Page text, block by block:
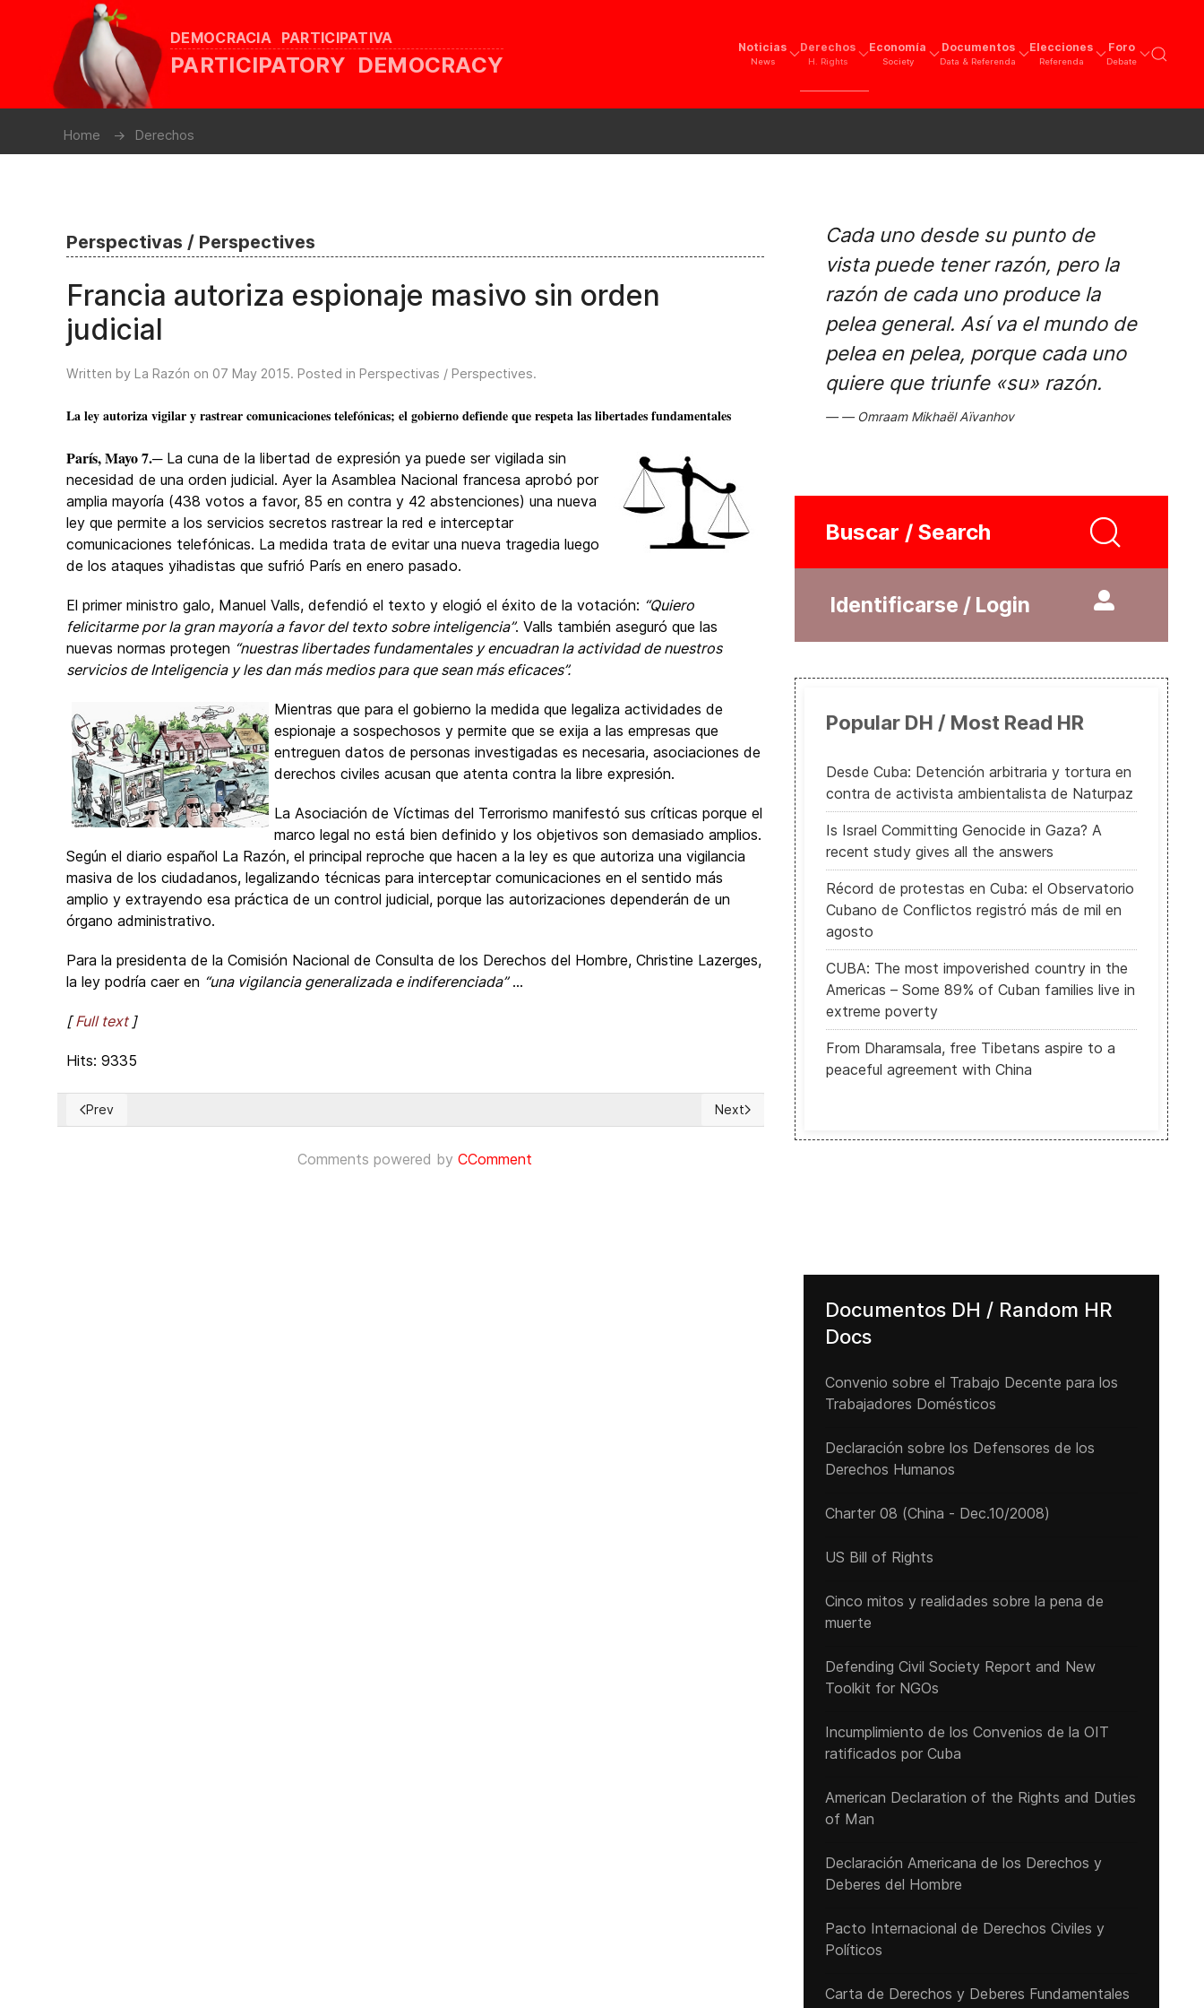
DEMOCRACIA PARTICIPATIVA
PARTICIPATORY DEMOCRACY
Noticias
News
Derechos
H. Rights
Economía
Society
Documentos
Data & Referenda
Elecciones
Referenda
Foro
Debate
Home Derechos
Perspectivas / Perspectives
Francia autoriza espionaje masivo sin orden
judicial
Written by La Razón on 07 May 2015. Posted in Perspectivas / Perspectives.
La ley autoriza vigilar y rastrear comunicaciones telefónicas; el gobierno defiende que respeta las libertades fundamentales
París, Mayo 7.─ La cuna de la libertad de expresión ya puede ser vigilada sin
necesidad de una orden judicial. Ayer la Asamblea Nacional francesa aprobó por
amplia mayoría (438 votos a favor, 85 en contra y 42 abstenciones) una nueva
ley que permite a los servicios secretos rastrear la red e interceptar
comunicaciones telefónicas. La medida trata de evitar una nueva tragedia luego
de los ataques yihadistas que sufrió París en enero pasado.
El primer ministro galo, Manuel Valls, defendió el texto y elogió el éxito de la votación: “Quiero
felicitarme por la gran mayoría a favor del texto sobre inteligencia”. Valls también aseguró que las
nuevas normas protegen “nuestras libertades fundamentales y encuadran la actividad de nuestros
servicios de Inteligencia y les dan más medios para que sean más eficaces”.
Mientras que para el gobierno la medida que legaliza actividades de
espionaje a sospechosos y permite que se exija a las empresas que
entreguen datos de personas investigadas es necesaria, asociaciones de
derechos civiles acusan que atenta contra la libre expresión.
La Asociación de Víctimas del Terrorismo manifestó sus críticas porque el
marco legal no está bien definido y los objetivos son demasiado amplios.
Según el diario español La Razón, el principal reproche que hacen a la ley es que autoriza una vigilancia
masiva de los ciudadanos, legalizando técnicas para interceptar comunicaciones en el sentido más
amplio y extrayendo esa práctica de un control judicial, porque las autorizaciones dependerán de un
órgano administrativo.
Para la presidenta de la Comisión Nacional de Consulta de los Derechos del Hombre, Christine Lazerges,
la ley podría caer en “una vigilancia generalizada e indiferenciada”...
[Full text]
Hits: 9335
Previous article: UN report urges more opportunites for poor and lower-caste women
Prev Next article: NIGERIA: Rescatan a centenares de mujeres y niñas secuestradas
Next
Comments powered byCComment
Cada uno desde su punto de
vista puede tener razón, pero la
razón de cada uno produce la
pelea general. Así va el mundo de
pelea en pelea, porque cada uno
quiere que triunfe «su» razón.
Omraam Mikhaël Aïvanhov
Buscar / Search
Identificarse / Login
Popular DH / Most Read HR
Desde Cuba: Detención arbitraria y tortura en
contra de activista ambientalista de Naturpaz
Is Israel Committing Genocide in Gaza? A
recent study gives all the answers
Récord de protestas en Cuba: el Observatorio
Cubano de Conflictos registró más de mil en
agosto
CUBA: The most impoverished country in the
Americas – Some 89% of Cuban families live in
extreme poverty
From Dharamsala, free Tibetans aspire to a
peaceful agreement with China
Documentos DH / Random HR
Docs
Convenio sobre el Trabajo Decente para los
Trabajadores Domésticos
Declaración sobre los Defensores de los
Derechos Humanos
Charter 08 (China - Dec.10/2008)
US Bill of Rights
Cinco mitos y realidades sobre la pena de
muerte
Defending Civil Society Report and New
Toolkit for NGOs
Incumplimiento de los Convenios de la OIT
ratificados por Cuba
American Declaration of the Rights and Duties
of Man
Declaración Americana de los Derechos y
Deberes del Hombre
Pacto Internacional de Derechos Civiles y
Políticos
Carta de Derechos y Deberes Fundamentales